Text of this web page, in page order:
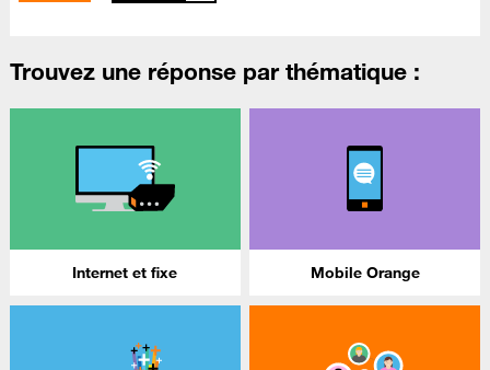
Trouvez une réponse par thématique :
Internet et fixe Mobile Orange